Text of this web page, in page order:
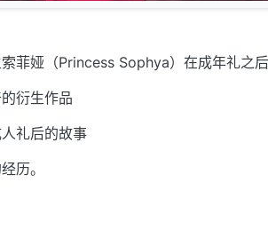
菲娅（Princess Sophya）在成年礼之后
衍生作品
礼后的故事
历。